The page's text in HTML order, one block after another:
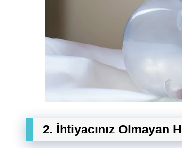
2. İhtiyacınız Olmayan